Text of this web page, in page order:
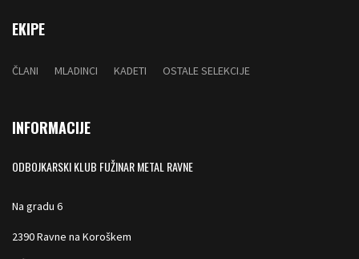
EKIPE
ČLANI MLADINCI KADETI OSTALE SELEKCIJE
INFORMACIJE
ODBOJKARSKI KLUB FUŽINAR METAL RAVNE
Na gradu 6
2390 Ravne na Koroškem